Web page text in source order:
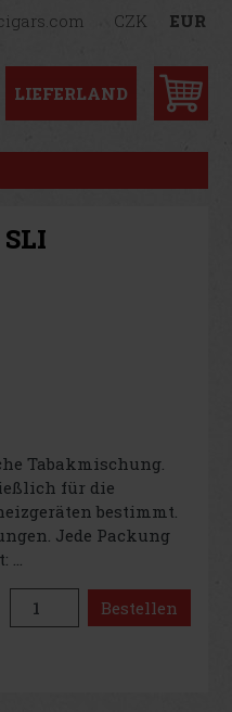
CZK EUR
LIEFERLAND
Tabakmischung.
für die
bestimmt.
Jede Packung
Bestellen